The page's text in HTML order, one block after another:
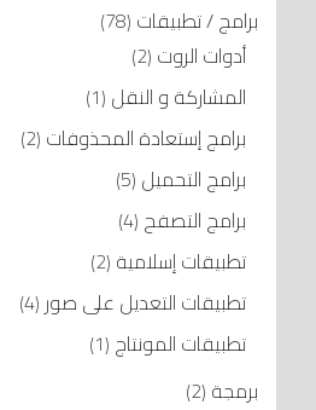
برامج / تطبيقات (78)
أدوات الروت (2)
المشاركة و النقل (1)
برامج إستعادة المحذوفات (2)
برامج التحميل (5)
برامج التصفح (4)
تطبيقات إسلامية (2)
تطبيقات التعديل على صور (4)
تطبيقات المونتاج (1)
برمجة (2)